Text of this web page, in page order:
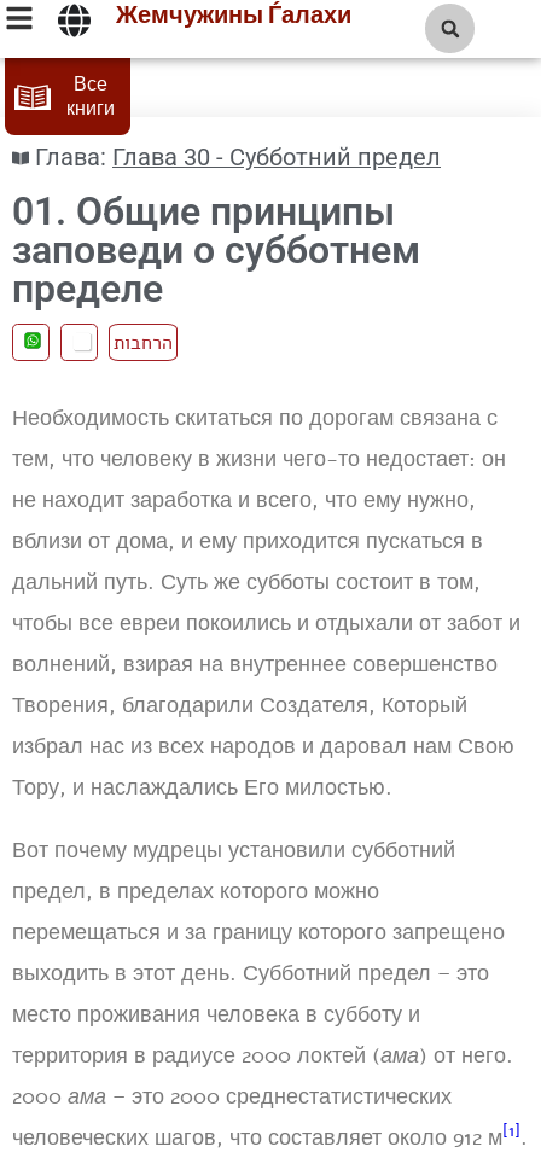
Жемчужины Ѓалахи
Все
книги
Глава: Глава 30 - Субботний предел
01. Общие принципы
заповеди о субботнем
пределе
הרחבות
Необходимость скитаться по дорогам связана с
тем, что человеку в жизни чего-то недостает: он
не находит заработка и всего, что ему нужно,
вблизи от дома, и ему приходится пускаться в
дальний путь. Суть же субботы состоит в том,
чтобы все евреи покоились и отдыхали от забот и
волнений, взирая на внутреннее совершенство
Творения, благодарили Создателя, Который
избрал нас из всех народов и даровал нам Свою
Тору, и наслаждались Его милостью.
Вот почему мудрецы установили субботний
предел, в пределах которого можно
перемещаться и за границу которого запрещено
выходить в этот день. Субботний предел – это
место проживания человека в субботу и
территория в радиусе 2000 локтей (ама) от него.
2000 ама – это 2000 среднестатистических
человеческих шагов, что составляет около 912 м[1] .